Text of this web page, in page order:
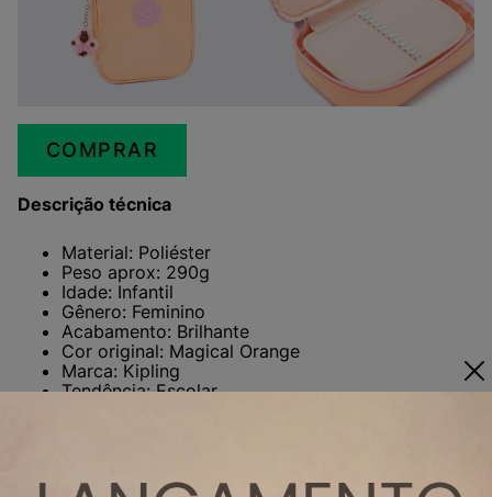
COMPRAR
Descrição técnica
Material: Poliéster
Peso aprox: 290g
Idade: Infantil
Gênero: Feminino
Acabamento: Brilhante
Cor original: Magical Orange
Marca: Kipling
Tendência: Escolar
Leia também: Kipling e Harry Potter, unindo magia e